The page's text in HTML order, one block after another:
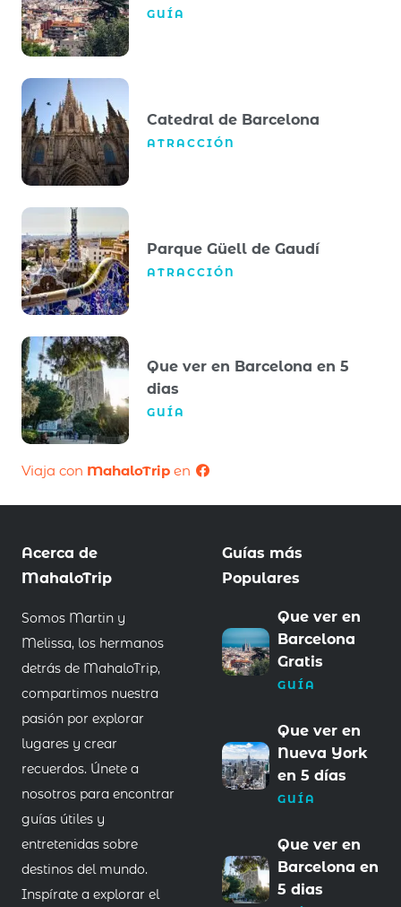
GUÍA
Catedral de Barcelona
ATRACCIÓN
Parque Güell de Gaudí
ATRACCIÓN
Que ver en Barcelona en 5
dias
GUÍA
Viaja con MahaloTrip en
Acerca de
MahaloTrip
Somos Martin y
Melissa, los hermanos
detrás de MahaloTrip,
compartimos nuestra
pasión por explorar
lugares y crear
recuerdos. Únete a
nosotros para encontrar
guías útiles y
entretenidas sobre
destinos del mundo.
Inspírate a explorar el
Guías más
Populares
Que ver en
Barcelona
Gratis
GUÍA
Que ver en
Nueva York
en 5 días
GUÍA
Que ver en
Barcelona en
5 dias